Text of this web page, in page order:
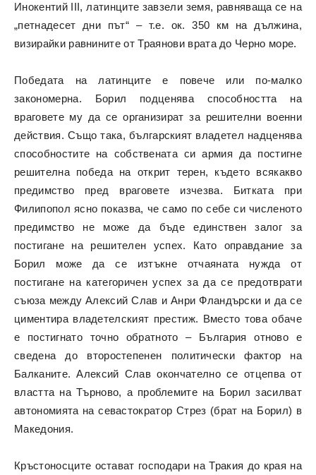
Инокентий III, латинците завзели земя, равняваща се на
„петнадесет дни път“ – т.е. ок. 350 км на дължина,
визирайки равнините от Траянови врата до Черно море.
Победата на латинците е повече или по-малко
закономерна. Борил подценява способността на
враговете му да се организират за решителни военни
действия. Също така, българският владетел надценява
способностите на собствената си армия да постигне
решителна победа на открит терен, където всякакво
предимство пред враговете изчезва. Битката при
Филипопол ясно показва, че само по себе си численото
предимство не може да бъде единствен залог за
постигане на решителен успех. Като оправдание за
Борил може да се изтъкне отчаяната нужда от
постигане на категоричен успех за да се предотврати
съюза между Алексий Слав и Анри Фландърски и да се
циментира владетелският престиж. Вместо това обаче
е постигнато точно обратното – България отново е
сведена до второстепенен политически фактор на
Балканите. Алексий Слав окончателно се отцепва от
властта на Търново, а проблемите на Борил засилват
автономията на севастократор Стрез (брат на Борил) в
Македония.
Кръстоносците остават господари на Тракия до края на